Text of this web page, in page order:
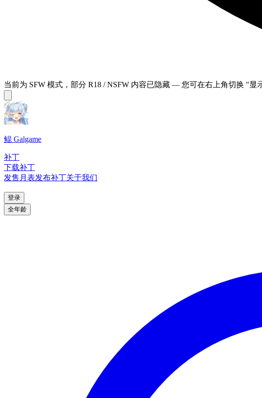
当前为 SFW 模式，部分 R18 / NSFW 内容已隐藏 — 您可在右上角切换 "显
鲲 Galgame
补丁
下载补丁
发售月表发布补丁关于我们
登录
全年龄